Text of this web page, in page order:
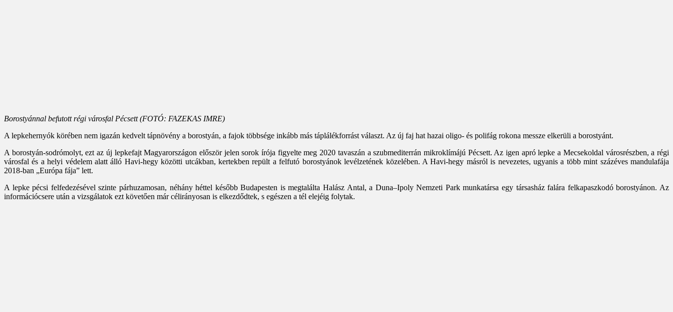
Borostyánnal befutott régi városfal Pécsett (FOTÓ: FAZEKAS IMRE)
A lepkehernyók körében nem igazán kedvelt tápnövény a borostyán, a fajok többsége inkább más táplálékforrást választ. Az új faj hat hazai oligo- és polifág rokona messze elkerüli a borostyánt.
A borostyán-sodrómolyt, ezt az új lepkefajt Magyarországon először jelen sorok írója figyelte meg 2020 tavaszán a szubmediterrán mikroklímájú Pécsett. Az igen apró lepke a Mecsekoldal városrészben, a régi
városfal és a helyi védelem alatt álló Havi-hegy közötti utcákban, kertekben repült a felfutó borostyánok levélzetének közelében. A Havi-hegy másról is nevezetes, ugyanis a több mint százéves mandulafája
2018-ban „Európa fája” lett.
A lepke pécsi felfedezésével szinte párhuzamosan, néhány héttel később Budapesten is megtalálta Halász Antal, a Duna–Ipoly Nemzeti Park munkatársa egy társasház falára felkapaszkodó borostyánon. Az
információcsere után a vizsgálatok ezt követően már célirányosan is elkezdődtek, s egészen a tél elejéig folytak.